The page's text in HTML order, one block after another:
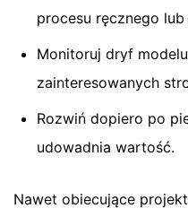
procesu ręcznego
Monitoruj dryf
zainteresowanych
Rozwiń dopiero po
udowadnia wartość.
Nawet obiecujące